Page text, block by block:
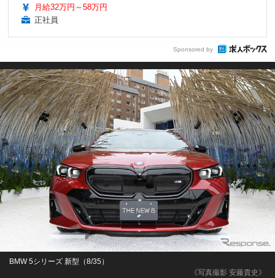
月給32万円～58万円
正社員
Sponsored by
《写真撮影 安藤貴史》
BMW 5シリーズ 新型（8/35）